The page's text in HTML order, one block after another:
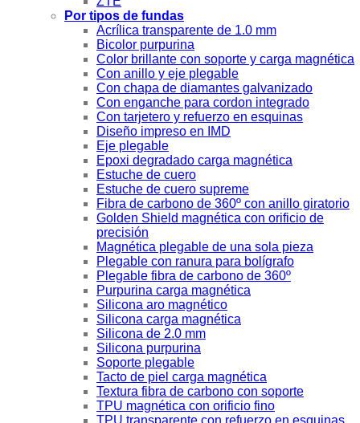
Por tipos de fundas
Acrílica transparente de 1.0 mm
Bicolor purpurina
Color brillante con soporte y carga magnética
Con anillo y eje plegable
Con chapa de diamantes galvanizado
Con enganche para cordon integrado
Con tarjetero y refuerzo en esquinas
Diseño impreso en IMD
Eje plegable
Epoxi degradado carga magnética
Estuche de cuero
Estuche de cuero supreme
Fibra de carbono de 360º con anillo giratorio
Golden Shield magnética con orificio de
precisión
Magnética plegable de una sola pieza
Plegable con ranura para bolígrafo
Plegable fibra de carbono de 360º
Purpurina carga magnética
Silicona aro magnético
Silicona carga magnética
Silicona de 2.0 mm
Silicona purpurina
Soporte plegable
Tacto de piel carga magnética
Textura fibra de carbono con soporte
TPU magnética con orificio fino
TPU transparente con refuerzo en esquinas